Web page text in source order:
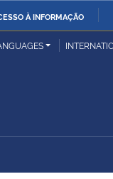
À INFORMAÇÃO
Relações